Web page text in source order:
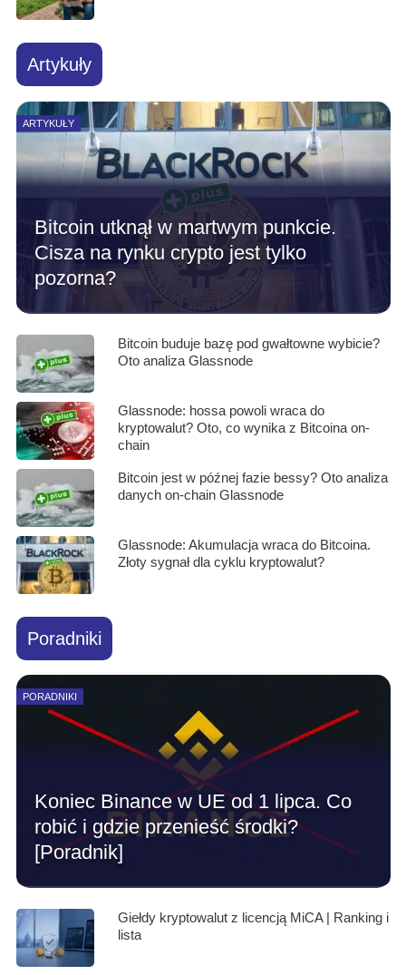
Artykuły
ARTYKUŁY
Bitcoin utknął w martwym punkcie.
Cisza na rynku crypto jest tylko
pozorna?
Bitcoin buduje bazę pod gwałtowne wybicie?
Oto analiza Glassnode
Glassnode: hossa powoli wraca do
kryptowalut? Oto, co wynika z Bitcoina on-
chain
Bitcoin jest w późnej fazie bessy? Oto analiza
danych on-chain Glassnode
Glassnode: Akumulacja wraca do Bitcoina.
Złoty sygnał dla cyklu kryptowalut?
Poradniki
PORADNIKI
Koniec Binance w UE od 1 lipca. Co
robić i gdzie przenieść środki?
[Poradnik]
Giełdy kryptowalut z licencją MiCA | Ranking i
lista